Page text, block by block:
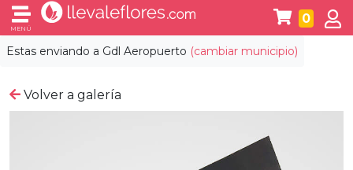
Estas enviando a Gdl Aeropuerto (cambiar municipio)
MENÚ
0
Volver a galería